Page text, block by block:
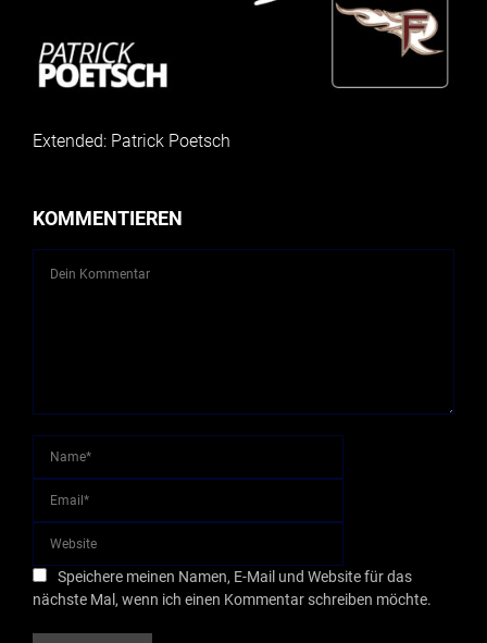
Extended: Patrick Poetsch
KOMMENTIEREN
Speichere meinen Namen, E-Mail und Website für das
nächste Mal, wenn ich einen Kommentar schreiben möchte.